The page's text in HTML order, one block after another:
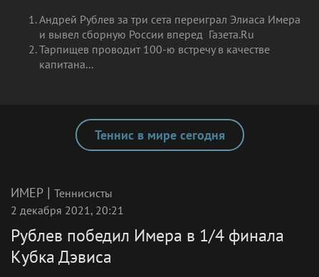
Андрей Рублев за три сета переиграл Элиаса Имера
и вывел сборную России вперед Газета.Ru
Тарпищев проводит 100-ю встречу в качестве
капитана...
ИМЕР | Теннисисты
2 декабря 2021, 20:21
Рублев победил Имера в 1/4 финала
Кубка Дэвиса
Теннис в мире сегодня